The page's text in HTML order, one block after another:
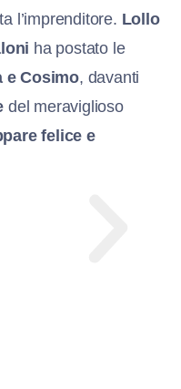
l’imprenditore. Lollo
ha postato le
e Cosimo, davanti
del meraviglioso
felice e